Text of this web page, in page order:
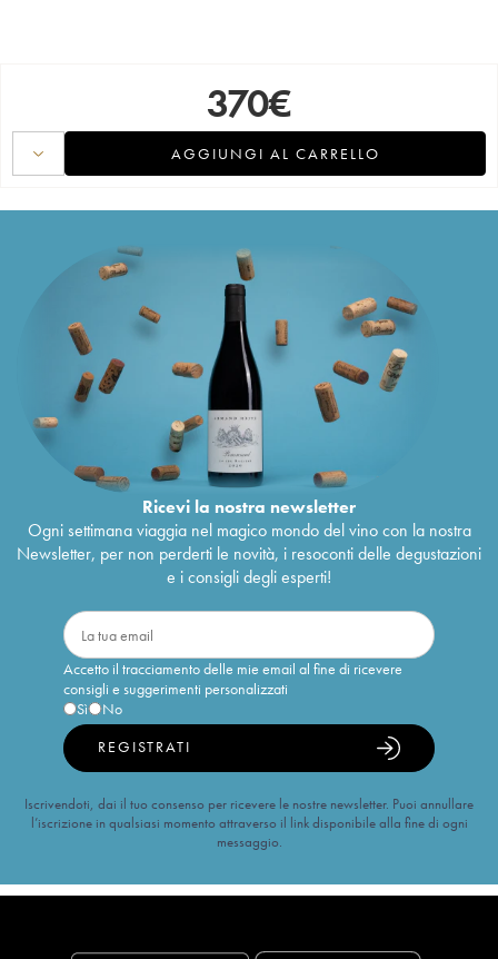
370€
AGGIUNGI AL CARRELLO
Ricevi la nostra newsletter
Ogni settimana viaggia nel magico mondo del vino con la nostra
Newsletter, per non perderti le novità, i resoconti delle degustazioni
e i consigli degli esperti!
Accetto il tracciamento delle mie email al fine di ricevere
consigli e suggerimenti personalizzati
Sì
No
REGISTRATI
Iscrivendoti, dai il tuo consenso per ricevere le nostre newsletter. Puoi annullare
l’iscrizione in qualsiasi momento attraverso il link disponibile alla fine di ogni
messaggio.